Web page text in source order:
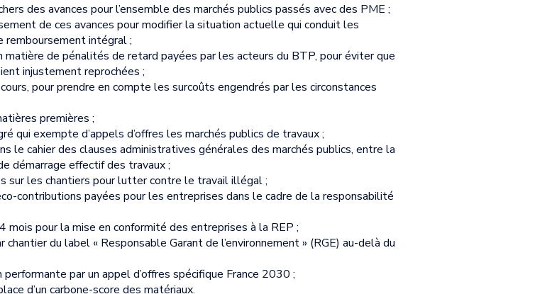
des avances pour l’ensemble des marchés publics passés avec des PME ;
de ces avances pour modifier la situation actuelle qui conduit les
remboursement intégral ;
matière de pénalités de retard payées par les acteurs du BTP, pour éviter que
injustement reprochées ;
pour prendre en compte les surcoûts engendrés par les circonstances
premières ;
qui exempte d’appels d’offres les marchés publics de travaux ;
le cahier des clauses administratives générales des marchés publics, entre la
démarrage effectif des travaux ;
sur les chantiers pour lutter contre le travail illégal ;
contributions payées pour les entreprises dans le cadre de la responsabilité
mois pour la mise en conformité des entreprises à la REP ;
du label « Responsable Garant de l’environnement » (RGE) au-delà du
par un appel d’offres spécifique France 2030 ;
d’un carbone-score des matériaux.